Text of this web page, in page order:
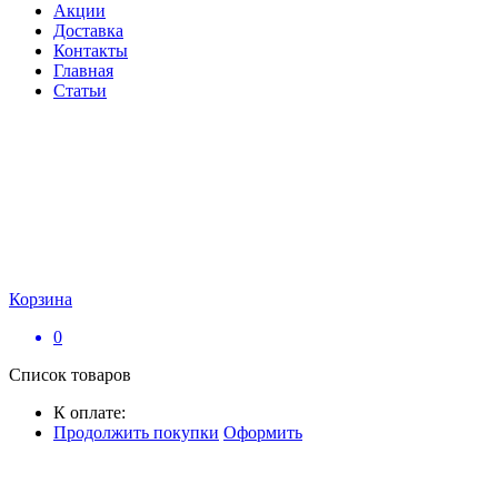
Акции
Доставка
Контакты
Главная
Статьи
Корзина
0
Список товаров
К оплате:
Продолжить покупки Оформить